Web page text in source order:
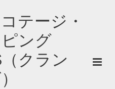
テージ・
ング
クラン